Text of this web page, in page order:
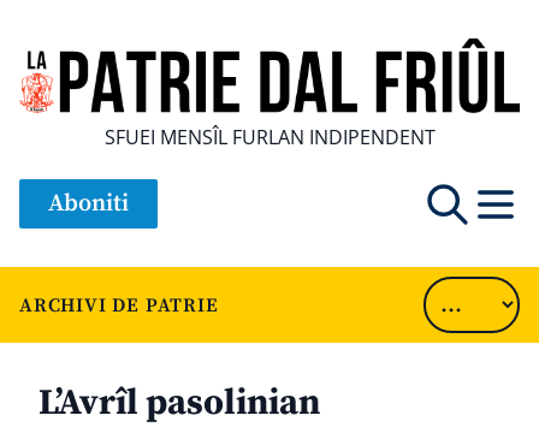
SFUEI MENSÎL FURLAN INDIPENDENT
Aboniti
ARCHIVI DE PATRIE
L’Avrîl pasolinian